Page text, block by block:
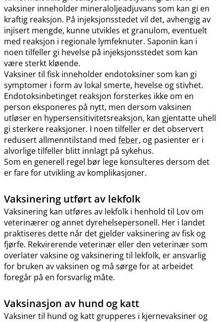
vaksiner inneholder mineraloljeadjuvans som kan gi en
kraftig reaksjon. På injeksjonsstedet vil det, avhengig av
injisert mengde, kunne utvikles et granulom, eventuelt
med reaksjon i regionale lymfeknuter. Saponin kan i
noen tilfeller gi hevelse på injeksjonsstedet som kan
være sterkt kløende.
Vaksiner til fisk inneholder endotoksiner som kan gi
symptomer i form av lokal smerte, hevelse og stivhet.
Endotoksinbetinget reaksjon forsterkes ikke om en
person eksponeres på nytt, men dersom vaksinen
utløser en hypersensitivitetsreaksjon, kan gjentatte uhell
gi sterkere reaksjoner. I noen tilfeller er det observert
redusert allmenntilstand med feber, og pasienter er i
alvorlige tilfeller blitt innlagt på sykehus.
Som en generell regel bør lege konsulteres dersom det
er fare for utvikling av komplikasjoner.
Vaksinering utført av lekfolk
Vaksinering kan utføres av lekfolk i henhold til Lov om
veterinærer og annet dyrehelsepersonell. Her i landet
praktiseres dette når det gjelder vaksinering av fisk og
fjørfe. Rekvirerende veterinær eller den veterinær som
overlater vaksine og vaksinering til lekfolk, er ansvarlig
for bruken av vaksinen og må sørge for at arbeidet
foregår på en forsvarlig måte.
Vaksinasjon av hund og katt
Vaksiner til hund og katt grupperes i kjernevaksiner og